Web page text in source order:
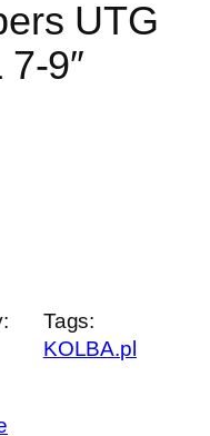
UTG
9″
Tags:
KOLBA.pl